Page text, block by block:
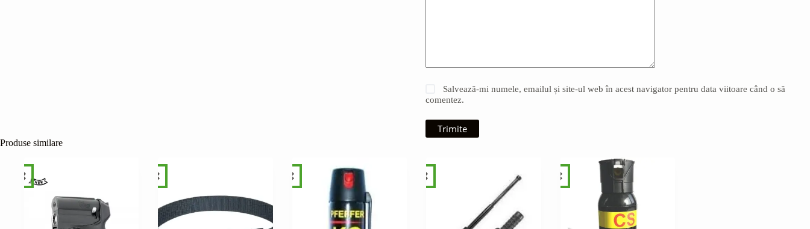
Salvează-mi numele, emailul și site-ul web în acest navigator pentru data viitoare când o să
comentez.
Trimite
Produse similare